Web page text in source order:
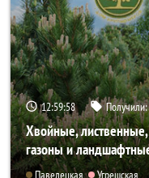
12:59:57 Получили:
Хвойные,
газоны и
Павелецкая Угрешская